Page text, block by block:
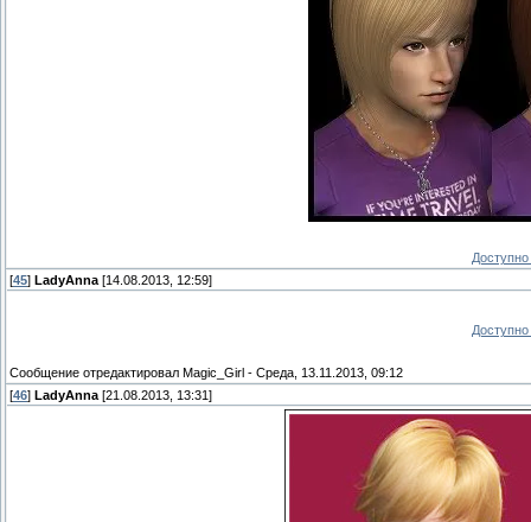
[45] LadyAnna [14.08.2013, 12:59]
Сообщение отредактировал Magic_Girl - Среда, 13.11.2013, 09:12
[46] LadyAnna [21.08.2013, 13:31]